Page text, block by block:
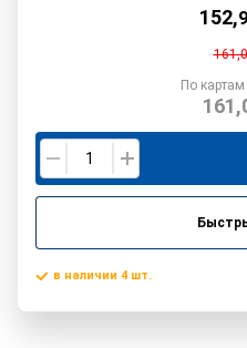
152,
По картам
в наличии 4 шт.